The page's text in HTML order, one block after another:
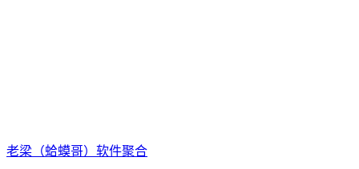
老梁（蛤蟆哥） 软件聚合